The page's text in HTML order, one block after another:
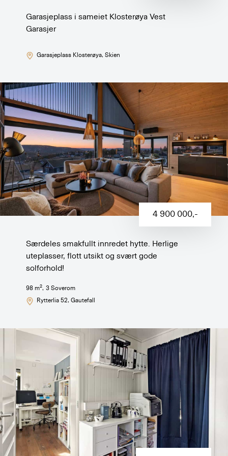
Garasjeplass i sameiet Klosterøya Vest
Garasjer
Garasjeplass Klosterøya, Skien
4 900 000,-
Særdeles smakfullt innredet hytte. Herlige
uteplasser, flott utsikt og svært gode
solforhold!
98 m2, 3Soverom
Rytterlia 52, Gautefall